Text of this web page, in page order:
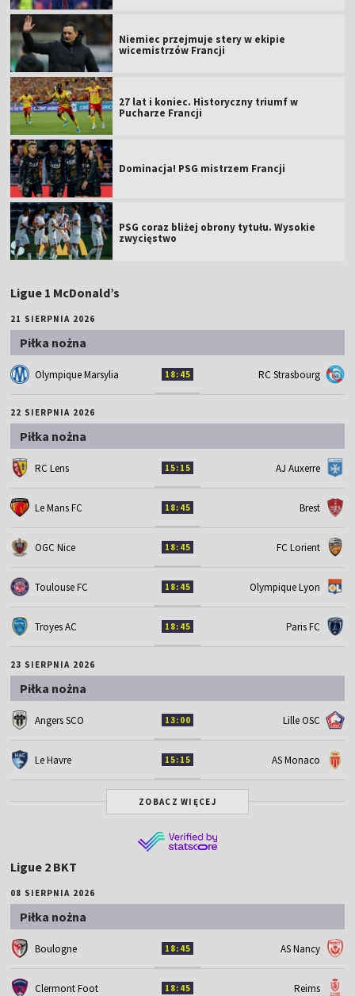
Niemiec przejmuje stery w ekipie
wicemistrzów Francji
27 lat i koniec. Historyczny triumf w
Pucharze Francji
Dominacja! PSG mistrzem Francji
PSG coraz bliżej obrony tytułu. Wysokie
zwycięstwo
Ligue 1 McDonald’s
21 SIERPNIA 2026
Piłka nożna
Olympique Marsylia 18:45 RC Strasbourg
22 SIERPNIA 2026
Piłka nożna
RC Lens 15:15 AJ Auxerre
Le Mans FC 18:45 Brest
OGC Nice 18:45 FC Lorient
Toulouse FC 18:45 Olympique Lyon
Troyes AC 18:45 Paris FC
23 SIERPNIA 2026
Piłka nożna
Angers SCO 13:00 Lille OSC
Le Havre 15:15 AS Monaco
ZOBACZ WIĘCEJ
Ligue 2 BKT
08 SIERPNIA 2026
Piłka nożna
Boulogne 18:45 AS Nancy
Clermont Foot 18:45 Reims